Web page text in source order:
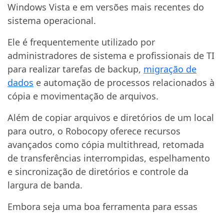
Windows Vista e em versões mais recentes do
sistema operacional.
Ele é frequentemente utilizado por
administradores de sistema e profissionais de TI
para realizar tarefas de backup, migração de
dados e automação de processos relacionados à
cópia e movimentação de arquivos.
Além de copiar arquivos e diretórios de um local
para outro, o Robocopy oferece recursos
avançados como cópia multithread, retomada
de transferências interrompidas, espelhamento
e sincronização de diretórios e controle da
largura de banda.
Embora seja uma boa ferramenta para essas